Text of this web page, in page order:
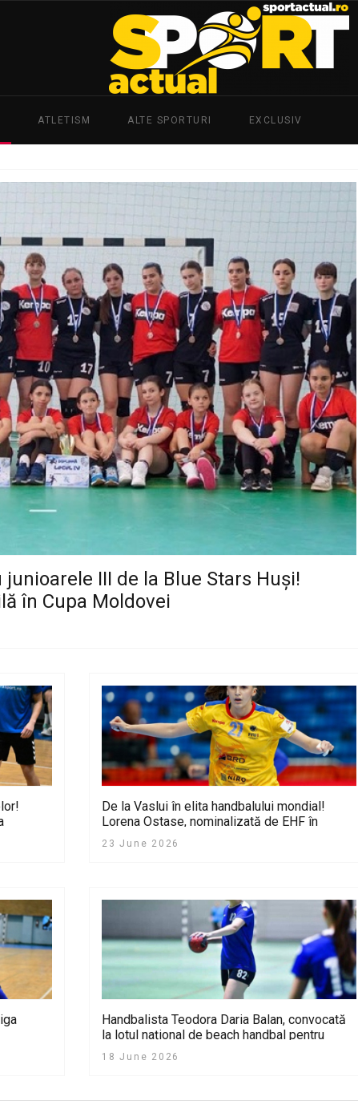
ATLETISM ALTE SPORTURI EXCLUSIV
III de la Blue Stars Huși!
în Cupa Moldovei
De la Vaslui în elita handbalului mondial!
Lorena Ostase, nominalizată de EHF în
Echipa Sezonului 2026
23 June 2026
Handbalista Teodora Daria Balan, convocată
la lotul național de beach handbal pentru
Campionatul European U17
18 June 2026